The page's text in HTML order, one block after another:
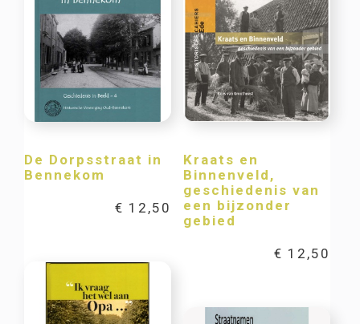
De Dorpsstraat in
Bennekom
€ 12,50
Kraats en
Binnenveld,
geschiedenis van
een bijzonder
gebied
€ 12,50